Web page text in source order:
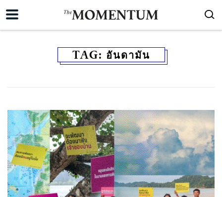
TAG: อันดามัน